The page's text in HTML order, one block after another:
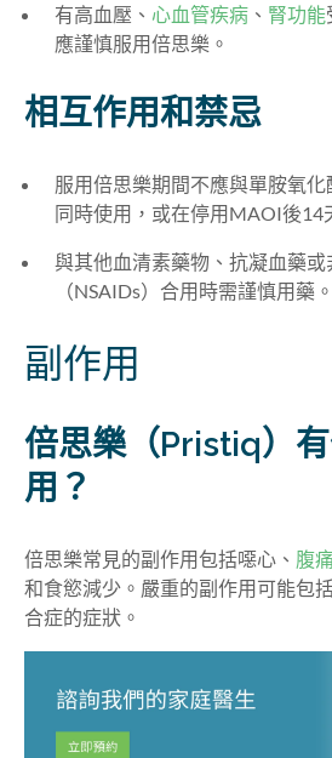
有高血壓、 心血管疾病 、 腎功能
應謹慎服用倍思樂。
相互作用和禁忌
服用倍思樂期間不應與單胺氧化
同時使用，或在停用MAOI後14
與其他血清素藥物、抗凝血藥或
（NSAIDs）合用時需謹慎用藥 。
副作用
倍思樂（Pristiq）
用？
倍思樂常見的副作用包括噁心、 腹
和食慾減少。嚴重的副作用可能包
合症的症狀。